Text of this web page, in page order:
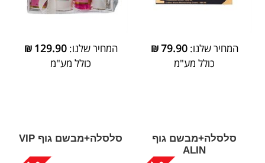
המחיר שלנו:79.90
₪
כולל מע"מ
המחיר שלנו:129.90
₪
כולל מע"מ
סלסלה+מבשם גוף
ALIN
סלסלה+מבשם גוף VIP